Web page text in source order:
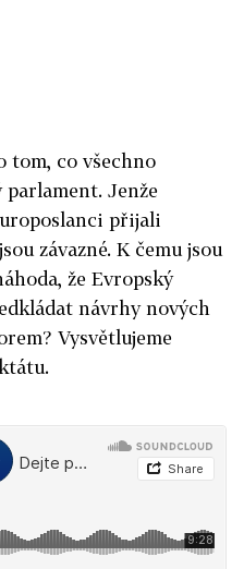
tom, co všechno
Jenže
přijali
závazné. K čemu jsou
že Evropský
návrhy nových
Vysvětlujeme